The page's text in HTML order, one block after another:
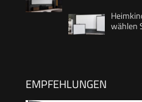
wählen
EMPFEHLUNGEN